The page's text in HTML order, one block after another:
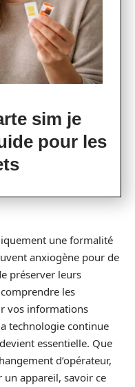
sim je
pour les
une formalité
anxiogène pour de
préserver leurs
les
vos informations
technologie continue
essentielle. Que
d’opérateur,
appareil, savoir ce